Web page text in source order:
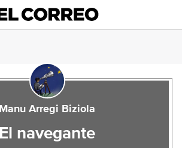
Manu Arregi Biziola
El navegante